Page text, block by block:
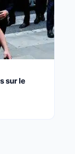
sur le